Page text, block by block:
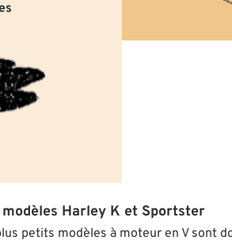
Harley K et Sportster
petits modèles à moteur en V sont